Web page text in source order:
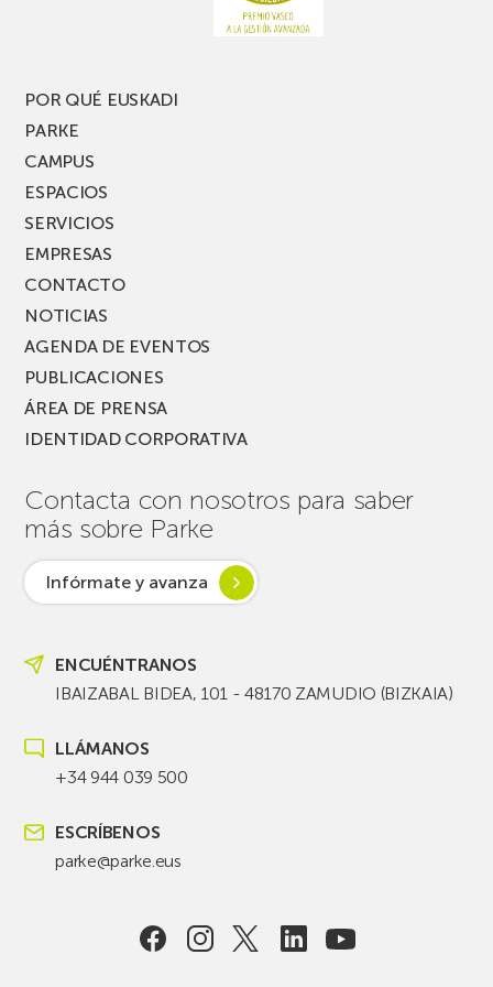
PARKEA
MUSIK
POR QUÉ EUSKADI
PARKE
CAMPUS
ESPACIOS
SERVICIOS
EMPRESAS
CONTACTO
NOTICIAS
AGENDA DE EVENTOS
PUBLICACIONES
ÁREA DE PRENSA
IDENTIDAD CORPORATIVA
Contacta con nosotros para saber
más sobre Parke
Infórmate y avanza
ENCUÉNTRANOS
IBAIZABAL BIDEA, 101 - 48170 ZAMUDIO (BIZKAIA)
LLÁMANOS
+34 944 039 500
ESCRÍBENOS
parke@parke.eus